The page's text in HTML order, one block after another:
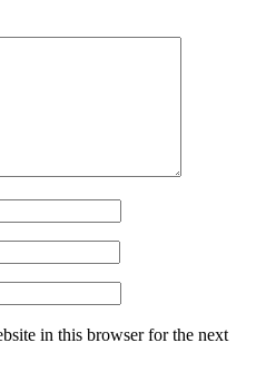
in this browser for the next